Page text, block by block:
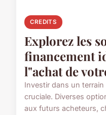
CREDITS
Explorez les
financement
l"achat de
Investir dans un
cruciale. Diverses
aux futurs acheteurs,